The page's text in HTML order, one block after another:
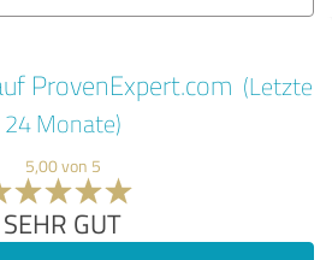
ProvenExpert.com (Letzte
24 Monate)
5,00 von 5
SEHR GUT